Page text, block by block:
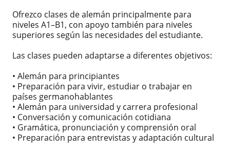
Ofrezco clases de alemán principalmente para
niveles A1–B1, con apoyo también para niveles
superiores según las necesidades del estudiante.
Las clases pueden adaptarse a diferentes objetivos:
• Alemán para principiantes
• Preparación para vivir, estudiar o trabajar en
países germanohablantes
• Alemán para universidad y carrera profesional
• Conversación y comunicación cotidiana
• Gramática, pronunciación y comprensión oral
• Preparación para entrevistas y adaptación cultural